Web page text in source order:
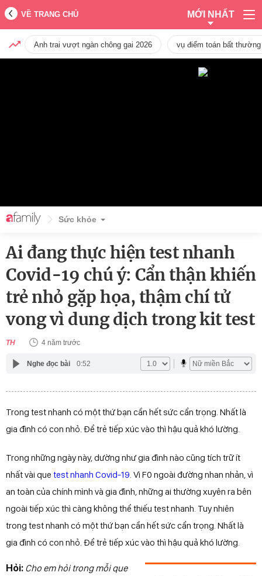
VỀ TRANG CHỦ MỚI NHẤT
Anh trai vượt ngàn chông gai 2026 vụ điểm toán bất
Sức khỏe
Ai đang thực hiện test nhanh
Covid-19 chú ý: Cẩn thận khiến
trẻ nhỏ gặp họa, thậm chí tử
vong vì dung dịch trong kit test
TH 4 năm trước
Nghe đọc bài 0:52
Trong test nhanh có một thứ bạn cần hết sức cẩn trọng. Nhất là
gia đình có con nhỏ. Để trẻ tiếp xúc vào thì hậu quả khó lường.
Trong những ngày này, dường như gia đình nào cũng tích trữ ít
nhất vài que test nhanh Covid-19. Vì F0 ngoài đường nhan nhản, vì
an toàn của chính mình và gia đình, những ai thường xuyên ra bên
ngoài tiếp xúc thì càng không thể thiếu test nhanh. Tuy nhiên
trong test nhanh có một thứ bạn cần hết sức cẩn trọng. Nhất là
gia đình có con nhỏ. Để trẻ tiếp xúc vào thì hậu quả khó lường.
Hỏi: Cho em hỏi trong mỗi que